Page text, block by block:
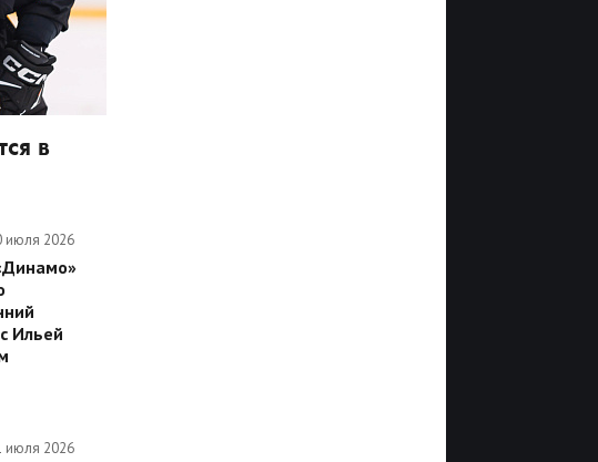
в
июля 2026
Ильей
июля 2026